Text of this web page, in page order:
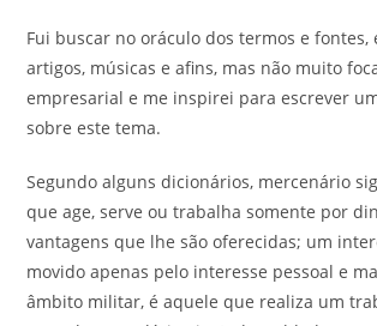
Fui buscar no oráculo dos termos e fontes,
artigos, músicas e afins, mas não muito
empresarial e me inspirei para escrever
sobre este tema.
Segundo alguns dicionários, mercenário
que age, serve ou trabalha somente por
vantagens que lhe são oferecidas; um
movido apenas pelo interesse pessoal e
âmbito militar, é aquele que realiza um